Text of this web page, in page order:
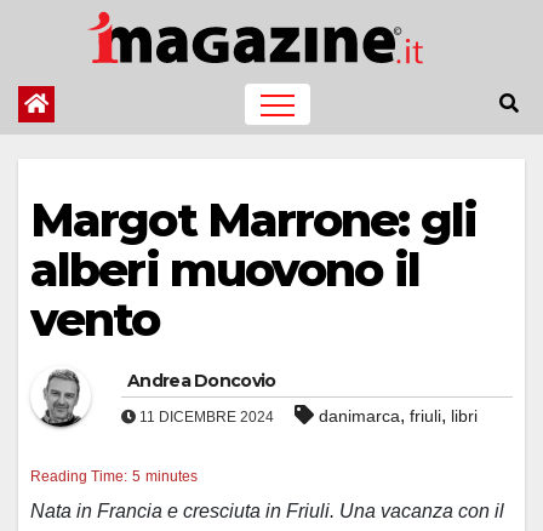
contenuto
Margot Marrone: gli
alberi muovono il
vento
Andrea Doncovio
11 DICEMBRE 2024 danimarca, friuli, libri
Reading Time: 5 minutes
Nata in Francia e cresciuta in Friuli. Una vacanza con il